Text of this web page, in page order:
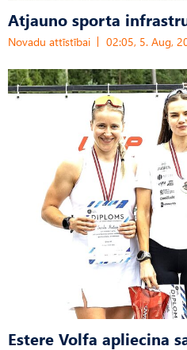
Atjauno sporta
Novadu attīstībai 02:05, 5. Aug,
Estere Volfa apliecina